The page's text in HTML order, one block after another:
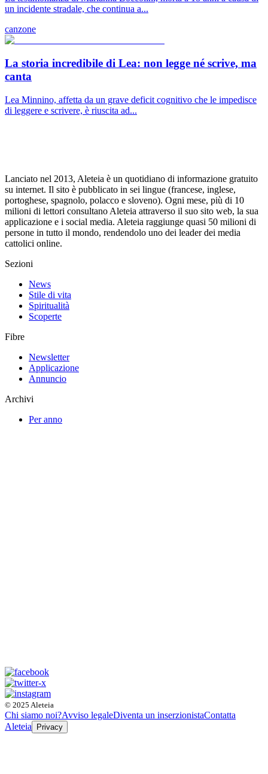
un incidente stradale, che continua a...
canzone
La storia incredibile di Lea: non legge né scrive, ma
canta
Lea Minnino, affetta da un grave deficit cognitivo che le impedisce
di leggere e scrivere, è riuscita ad...
Lanciato nel 2013, Aleteia è un quotidiano di informazione gratuito
su internet. Il sito è pubblicato in sei lingue (francese, inglese,
portoghese, spagnolo, polacco e sloveno). Ogni mese, più di 10
milioni di lettori consultano Aleteia attraverso il suo sito web, la sua
applicazione e i social media. Aleteia raggiunge quasi 50 milioni di
persone in tutto il mondo, rendendolo uno dei leader dei media
cattolici online.
Sezioni
News
Stile di vita
Spiritualità
Scoperte
Fibre
Newsletter
Applicazione
Annuncio
Archivi
Per anno
© 2025 Aleteia
Chi siamo noi?Avviso legaleDiventa un inserzionistaContatta
Aleteia
Privacy